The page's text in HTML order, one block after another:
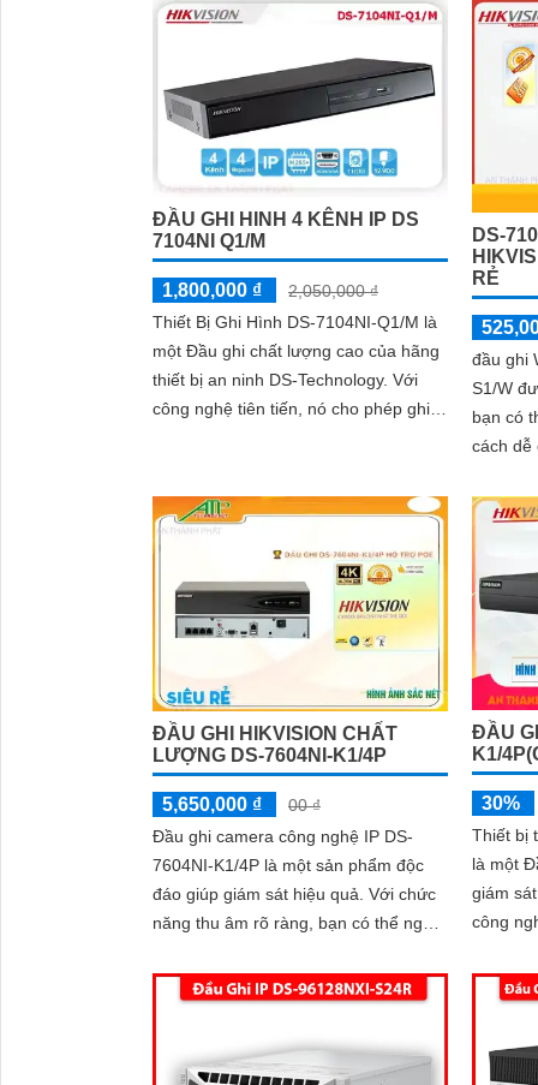
mọi không gian
video
tin quan
ĐẦU GHI HINH 4 KÊNH IP DS
7104NI Q1/M
1,800,000 ₫
2,050,000 ₫
Thiết Bị Ghi Hình DS-7104NI-Q1/M là
một Đầu ghi chất lượng cao của hãng
thiết bị an ninh DS-Technology. Với
công nghệ tiên tiến, nó cho phép ghi
DS-
RẺ
đầu ghi
S1/W
bạn có
cách dễ
thống...
ĐẦU GHI HIKVISION CHẤT
LƯỢNG DS-7604NI-K1/4P
5,650,000 ₫
00 ₫
Đầu ghi camera công nghệ IP DS-
7604NI-K1/4P là một sản phẩm độc
đáo giúp giám sát hiệu quả. Với chức
năng thu âm rõ ràng, bạn có thể nghe
kỳ chi tiết nào
ĐẦU
K1/
30%
Thiết bị
là một
giám sát
công